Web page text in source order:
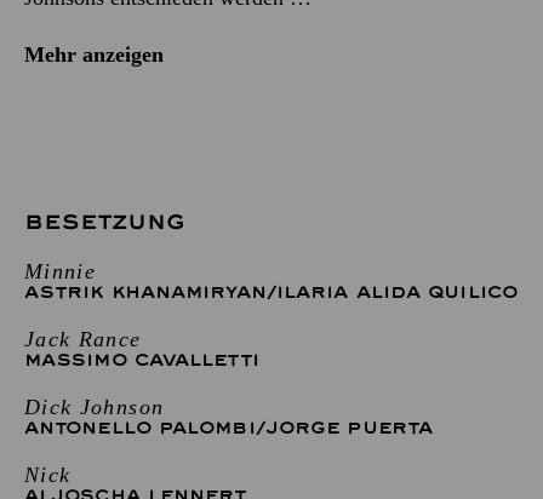
Mehr anzeigen
BESETZUNG
Minnie
ASTRIK KHANAMIRYAN/ILARIA ALIDA QUILICO
Jack Rance
MASSIMO CAVALLETTI
Dick Johnson
ANTONELLO PALOMBI/JORGE PUERTA
Nick